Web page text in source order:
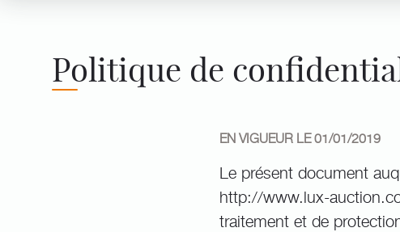
Politique de
EN VIGUEUR LE 01/01/2019
Le présent document
http://www.lux-
traitement et de